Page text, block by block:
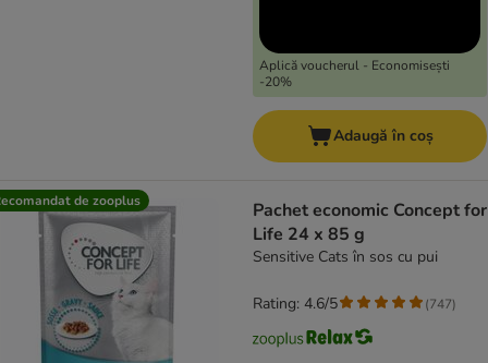
Aplică voucherul - Economisești
-20%
Adaugă în coș
de zooplus
Pachet economic Concept for
Life 24 x 85 g
Sensitive Cats în sos cu pui
Rating: 4.6/5 (747)